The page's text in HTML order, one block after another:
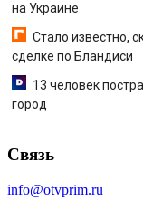
на Украине
Стало известно,
сделке по Бландиси
13 человек
город
Связь
info@otvprim.ru